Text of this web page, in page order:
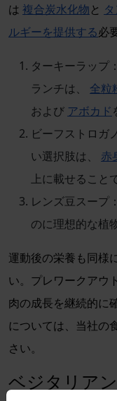
は 複合炭水化物と
ルギーを提供する必
ターキーラップ
ランチは、 全粒
および アボカド
ビーフストロガ
い選択肢は、 赤
上に載せること
レンズ豆スープ：
のに理想的な植
運動後の栄養も同様
い。プレワークアウ
肉の成長を継続的に
については、当社の
さい。
ベジタリア